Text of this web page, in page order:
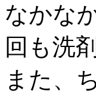
なかな
回も洗
また、